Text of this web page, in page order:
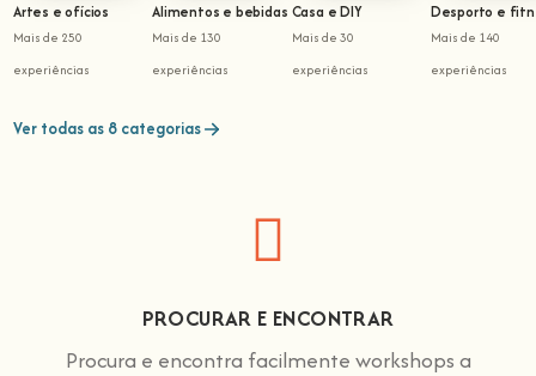
Artes e ofícios
Mais de 250
experiências
Alimentos e bebidas
Mais de 130
experiências
Casa e DIY
Mais de 30
experiências
Desporto e
Mais de 140
experiências
Ver todas as 8 categorias
PROCURAR E ENCONTRAR
Procura e encontra facilmente workshops a